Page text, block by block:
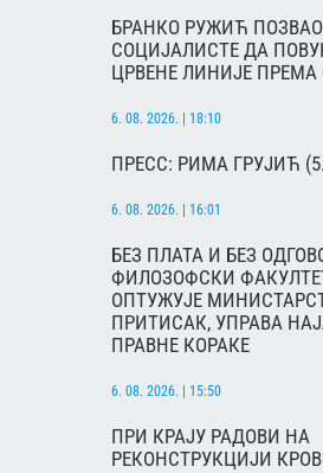
БРАНКО РУЖИЋ ПОЗВАО
СОЦИЈАЛИСТЕ ДА
ЦРВЕНЕ ЛИНИЈЕ ПРЕМА
6. 08. 2026. | 18:10
ПРЕСС: РИМА ГРУЈИЋ
6. 08. 2026. | 16:01
БЕЗ ПЛАТА И БЕЗ
ФИЛОЗОФСКИ
ОПТУЖУЈЕ
ПРИТИСАК, УПРАВА
ПРАВНЕ КОРАКЕ
6. 08. 2026. | 15:50
ПРИ КРАЈУ РАДОВИ НА
РЕКОНСТРУКЦИЈИ